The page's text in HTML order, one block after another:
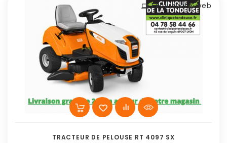
Exclusivité web
TRACTEUR DE PELOUSE RT 4097 SX